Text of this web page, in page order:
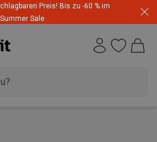
Preis! Bis zu -60 % im
Summer Sale